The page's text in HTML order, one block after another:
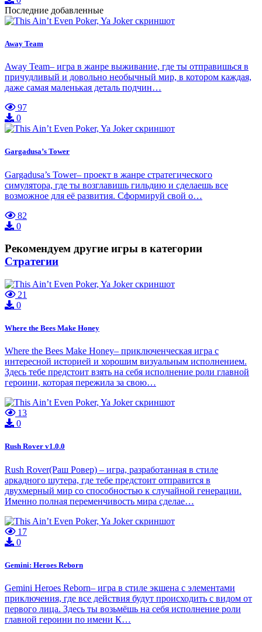
Последние добавленные
Away Team
Away Team– игра в жанре выживание, где ты отправишься в
причудливый и довольно необычный мир, в котором каждая,
даже самая маленькая деталь подчин…
97
0
Gargadusa’s Tower
Gargadusa’s Tower– проект в жанре стратегического
симулятора, где ты возглавишь гильдию и сделаешь все
возможное для её развития. Сформируй свой о…
82
0
Рекомендуем другие игры в категории
Стратегии
21
0
Where the Bees Make Honey
Where the Bees Make Honey– приключенческая игра с
интересной историей и хорошим визуальным исполнением.
Здесь тебе предстоит взять на себя исполнение роли главной
героини, которая пережила за свою…
13
0
Rush Rover v1.0.0
Rush Rover(Раш Ровер) – игра, разработанная в стиле
аркадного шутера, где тебе предстоит отправится в
двухмерный мир со способностью к случайной генерации.
Именно полная переменчивость мира сделае…
17
0
Gemini: Heroes Reborn
Gemini Heroes Reborn– игра в стиле экшена с элементами
приключения, где все действия будут происходить с видом от
первого лица. Здесь ты возьмёшь на себя исполнение роли
главной героини по имени К…